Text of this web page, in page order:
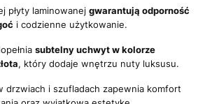
płyty laminowanej gwarantują odporność
i codzienne użytkowanie.
subtelny uchwyt w kolorze
, który dodaje wnętrzu nuty luksusu.
i szufladach zapewnia komfort